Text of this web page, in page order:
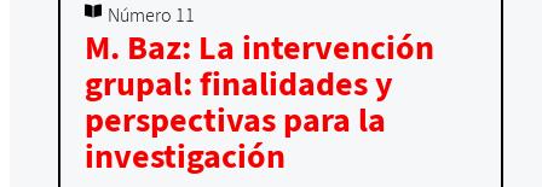
Número 11
M. Baz: La intervención
grupal: finalidades y
perspectivas para la
investigación